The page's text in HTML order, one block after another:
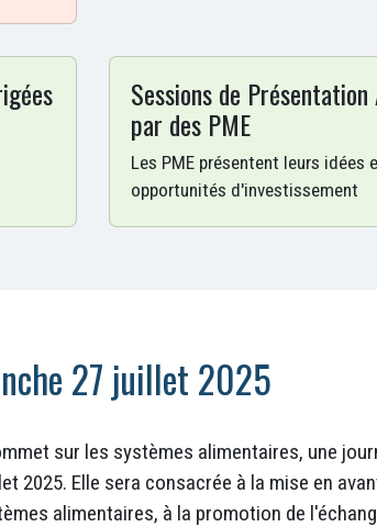
Sessions de Présentation
par des PME
Les PME présentent leurs idées
opportunités d'investissement
27 juillet 2025
sur les systèmes alimentaires, une
2025. Elle sera consacrée à la mise en
alimentaires, à la promotion de